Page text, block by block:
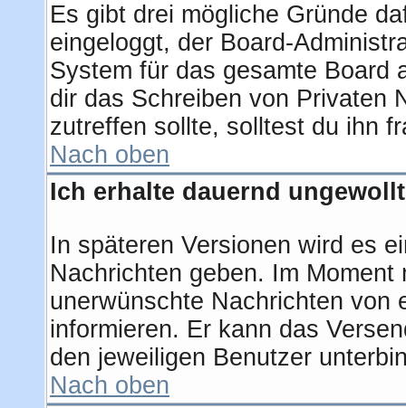
Es gibt drei mögliche Gründe
eingeloggt, der Board-
System für das gesamte Board
dir das Schreiben von Privaten
zutreffen sollte, solltest du ihn
Nach oben
Ich erhalte dauernd
In späteren Versionen wird es
Nachrichten geben. Im
unerwünschte Nachrichten von
informieren. Er kann das
den jeweiligen Benutzer
Nach oben